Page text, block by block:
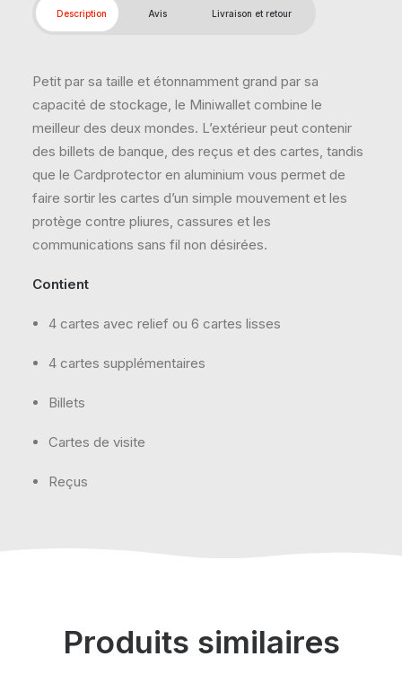
Description Avis Livraison et retour
Petit par sa taille et étonnamment grand par sa
capacité de stockage, le Miniwallet combine le
meilleur des deux mondes. L’extérieur peut contenir
des billets de banque, des reçus et des cartes, tandis
que le Cardprotector en aluminium vous permet de
faire sortir les cartes d’un simple mouvement et les
protège contre pliures, cassures et les
communications sans fil non désirées.
Contient
4 cartes avec relief ou 6 cartes lisses
4 cartes supplémentaires
Billets
Cartes de visite
Reçus
Produits similaires